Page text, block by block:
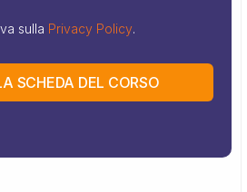
sulla Privacy Policy.
SCHEDA DEL CORSO